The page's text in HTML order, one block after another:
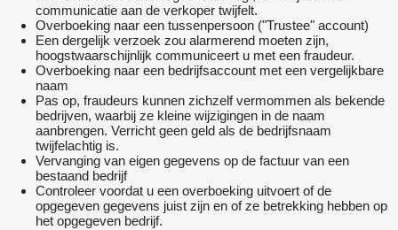
communicatie aan de verkoper twijfelt.
Overboeking naar een tussenpersoon ("Trustee" account)
Een dergelijk verzoek zou alarmerend moeten zijn,
hoogstwaarschijnlijk communiceert u met een fraudeur.
Overboeking naar een bedrijfsaccount met een vergelijkbare
naam
Pas op, fraudeurs kunnen zichzelf vermommen als bekende
bedrijven, waarbij ze kleine wijzigingen in de naam
aanbrengen. Verricht geen geld als de bedrijfsnaam
twijfelachtig is.
Vervanging van eigen gegevens op de factuur van een
bestaand bedrijf
Controleer voordat u een overboeking uitvoert of de
opgegeven gegevens juist zijn en of ze betrekking hebben op
het opgegeven bedrijf.